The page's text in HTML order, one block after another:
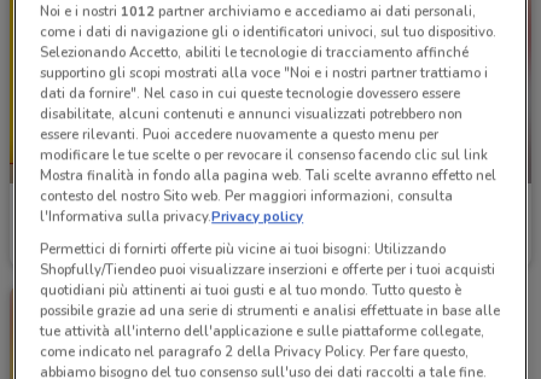
NUOVO
PENNY
Scade mercoledì 9.3 km
-5 GIORNI
Scade mercoledì
Noi e i nostri 1012partner archiviamo e accediamo ai dati personali,
come i dati di navigazione gli o identificatori univoci, sul tuo dispositivo.
Selezionando Accetto, abiliti le tecnologie di tracciamento affinché
supportino gli scopi mostrati alla voce "Noi e i nostri partner trattiamo i
dati da fornire". Nel caso in cui queste tecnologie dovessero essere
disabilitate, alcuni contenuti e annunci visualizzati potrebbero non
essere rilevanti. Puoi accedere nuovamente a questo menu per
modificare le tue scelte o per revocare il consenso facendo clic sul link
Mostra finalità in fondo alla pagina web. Tali scelte avranno effetto nel
contesto del nostro Sito web. Per maggiori informazioni, consulta
l'Informativa sulla privacy.Privacy policy
Permettici di fornirti offerte più vicine ai tuoi bisogni: Utilizzando
Shopfully/Tiendeo puoi visualizzare inserzioni e offerte per i tuoi acquisti
quotidiani più attinenti ai tuoi gusti e al tuo mondo. Tutto questo è
possibile grazie ad una serie di strumenti e analisi effettuate in base alle
tue attività all'interno dell'applicazione e sulle piattaforme collegate,
come indicato nel paragrafo 2 della Privacy Policy. Per fare questo,
abbiamo bisogno del tuo consenso sull'uso dei dati raccolti a tale fine.